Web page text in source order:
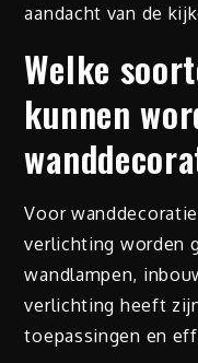
aandacht van de
Welke
kunnen
Voor
verlichting worden
wandlampen,
verlichting heeft
toepassingen en